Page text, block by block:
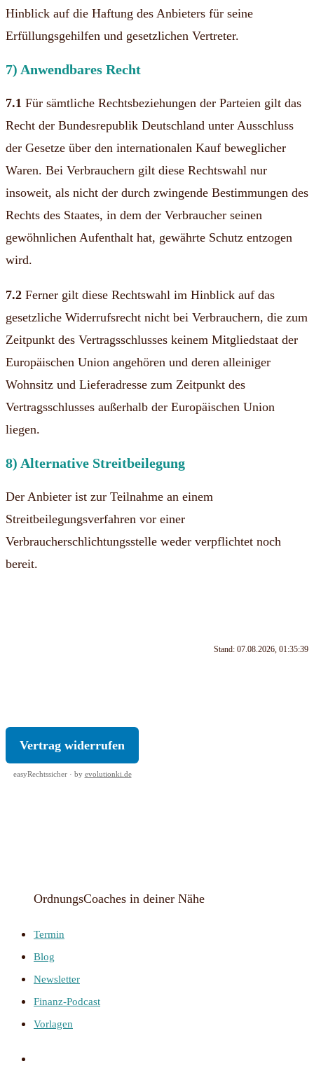
Hinblick auf die Haftung des Anbieters für seine
Erfüllungsgehilfen und gesetzlichen Vertreter.
7) Anwendbares Recht
7.1 Für sämtliche Rechtsbeziehungen der Parteien gilt das
Recht der Bundesrepublik Deutschland unter Ausschluss
der Gesetze über den internationalen Kauf beweglicher
Waren. Bei Verbrauchern gilt diese Rechtswahl nur
insoweit, als nicht der durch zwingende Bestimmungen des
Rechts des Staates, in dem der Verbraucher seinen
gewöhnlichen Aufenthalt hat, gewährte Schutz entzogen
wird.
7.2 Ferner gilt diese Rechtswahl im Hinblick auf das
gesetzliche Widerrufsrecht nicht bei Verbrauchern, die zum
Zeitpunkt des Vertragsschlusses keinem Mitgliedstaat der
Europäischen Union angehören und deren alleiniger
Wohnsitz und Lieferadresse zum Zeitpunkt des
Vertragsschlusses außerhalb der Europäischen Union
liegen.
8) Alternative Streitbeilegung
Der Anbieter ist zur Teilnahme an einem
Streitbeilegungsverfahren vor einer
Verbraucherschlichtungsstelle weder verpflichtet noch
bereit.
Stand: 07.08.2026, 01:35:39
Vertrag widerrufen
easyRechtssicher · by evolutionki.de
OrdnungsCoaches in deiner Nähe
Termin
Blog
Newsletter
Finanz-Podcast
Vorlagen